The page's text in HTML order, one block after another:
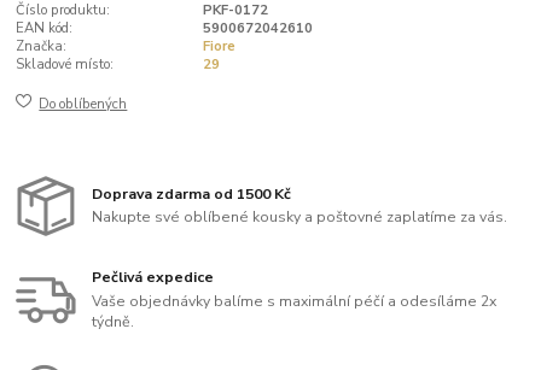
Číslo produktu:
PKF-0172
EAN kód:
5900672042610
Značka:
Fiore
Skladové místo:
29
Do oblíbených
Doprava zdarma od 1500 Kč
Nakupte své oblíbené kousky a poštovné zaplatíme za vás.
Pečlivá expedice
Vaše objednávky balíme s maximální péčí a odesíláme 2x
týdně.